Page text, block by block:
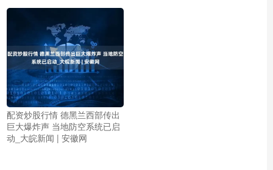
配资炒股行情 德黑兰西部传出
巨大爆炸声 当地防空系统已启
动_大皖新闻 | 安徽网